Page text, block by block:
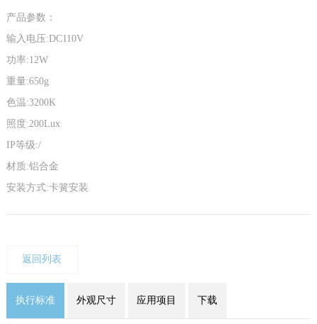
产品参数：
输入电压:DC110V
功率:12W
重量:650g
色温:3200K
照度:200Lux
IP等级:/
材质:铝合金
安装方式:卡簧安装
返回列表
执行标准 外观尺寸 应用项目 下载